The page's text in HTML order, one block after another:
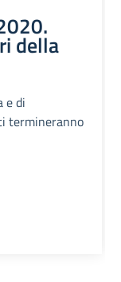
della
e di
termineranno